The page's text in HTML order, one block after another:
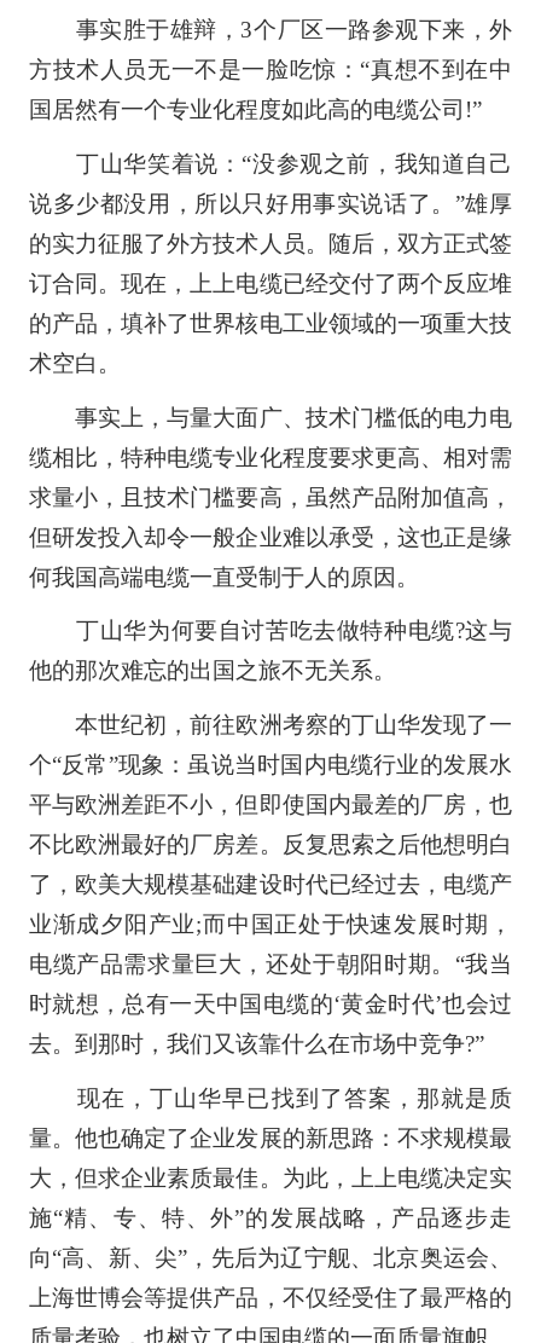
事实胜于雄辩，3个厂区一路参观下来，外
方技术人员无一不是一脸吃惊：“真想不到在中
国居然有一个专业化程度如此高的电缆公司!”
丁山华笑着说：“没参观之前，我知道自己
说多少都没用，所以只好用事实说话了。”雄厚
的实力征服了外方技术人员。随后，双方正式签
订合同。现在，上上电缆已经交付了两个反应堆
的产品，填补了世界核电工业领域的一项重大技
术空白。
事实上，与量大面广、技术门槛低的电力电
缆相比，特种电缆专业化程度要求更高、相对需
求量小，且技术门槛要高，虽然产品附加值高，
但研发投入却令一般企业难以承受，这也正是缘
何我国高端电缆一直受制于人的原因。
丁山华为何要自讨苦吃去做特种电缆?这与
他的那次难忘的出国之旅不无关系。
本世纪初，前往欧洲考察的丁山华发现了一
个“反常”现象：虽说当时国内电缆行业的发展水
平与欧洲差距不小，但即使国内最差的厂房，也
不比欧洲最好的厂房差。反复思索之后他想明白
了，欧美大规模基础建设时代已经过去，电缆产
业渐成夕阳产业;而中国正处于快速发展时期，
电缆产品需求量巨大，还处于朝阳时期。“我当
时就想，总有一天中国电缆的‘黄金时代’也会过
去。到那时，我们又该靠什么在市场中竞争?”
现在，丁山华早已找到了答案，那就是质
量。他也确定了企业发展的新思路：不求规模最
大，但求企业素质最佳。为此，上上电缆决定实
施“精、专、特、外”的发展战略，产品逐步走
向“高、新、尖”，先后为辽宁舰、北京奥运会、
上海世博会等提供产品，不仅经受住了最严格的